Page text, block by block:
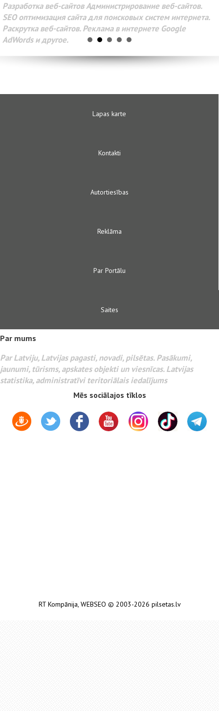
Разработка веб-сайтов Администрирование веб-сайтов.
SEO оптимизация сайта для поисковых систем интернета.
Раскрутка веб-сайтов. Реклама в интернете Google
AdWords и другое.
Lapas karte
Kontakti
Autortiesības
Reklāma
Par Portālu
Saites
Par mums
Par Latviju, Latvijas pagasti, novadi, pilsētas. Pasākumi,
jaunumi, tūrisms, apskates objekti un viesnīcas. Latvijas
statistika, administratīvi teritoriālais iedalījums
Mēs sociālajos tīklos
RT Kompānija, WEBSEO © 2003-2026 pilsetas.lv